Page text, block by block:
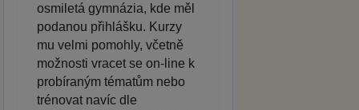
osmiletá gymnázia, kde měl
podanou přihlášku. Kurzy
mu velmi pomohly, včetně
možnosti vracet se on-line k
probíraným tématům nebo
trénovat navíc dle